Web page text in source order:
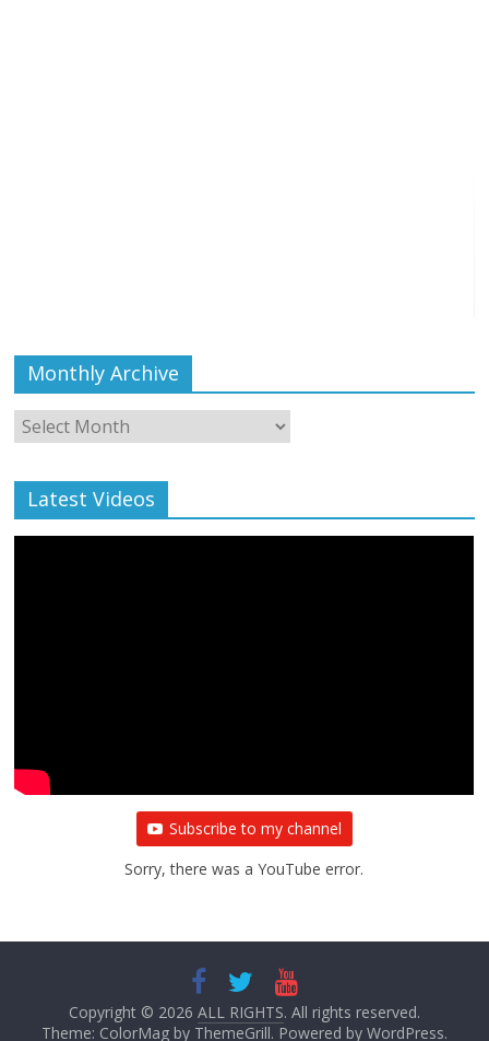
Monthly Archive
Monthly
Archive
Latest Videos
Subscribe to my channel
Sorry, there was a YouTube error.
Copyright © 2026 ALL RIGHTS. All rights reserved.
Theme: ColorMagby ThemeGrill. Powered by WordPress.